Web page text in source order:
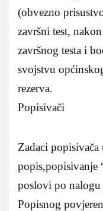
(obvezno
završni test,
završnog testa i
svojstvu
rezerva.
Popisivači
Zadaci popisivača
popis,popisivanje
poslovi po
Popisnog